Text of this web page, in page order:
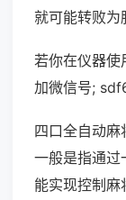
就可能转败为
若你在仪器使
加微信号;
四口全自动
一般是指通过
能实现控制麻